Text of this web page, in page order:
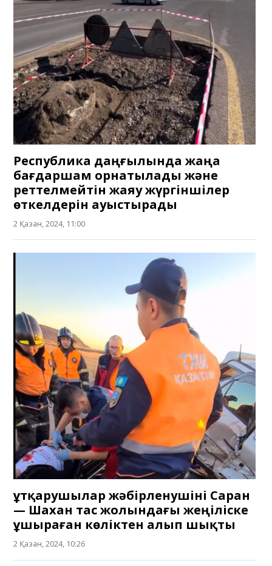
Республика даңғылында жаңа
бағдаршам орнатылады және
реттелмейтін жаяу жүргіншілер
өткелдерін ауыстырады
2 Қазан, 2024, 11:00
Құтқарушылар жәбірленушіні Саран
— Шахан тас жолындағы жеңіліске
ұшыраған көліктен алып шықты
2 Қазан, 2024, 10:26